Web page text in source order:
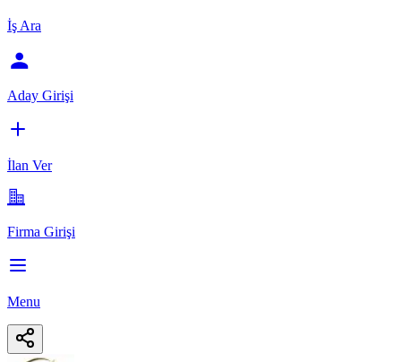
İş Ara
Aday Girişi
İlan Ver
Firma Girişi
Menu